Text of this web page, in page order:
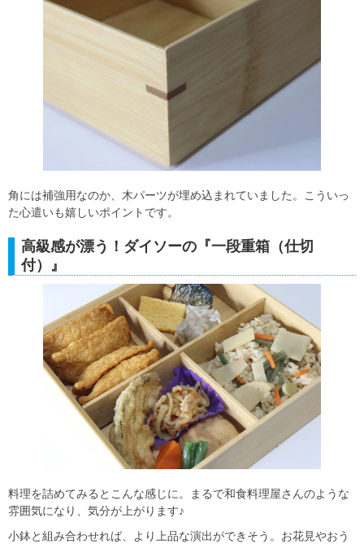
角には補強用なのか、木パーツが埋め込まれていました。こういっ
た心遣いも嬉しいポイントです。
高級感が漂う！ダイソーの『一段重箱（仕切
付）』
料理を詰めてみるとこんな感じに。まるで和食料理屋さんのような
雰囲気になり、気分が上がります♪
小鉢と組み合わせれば、より上品な演出ができそう。お花見やおう